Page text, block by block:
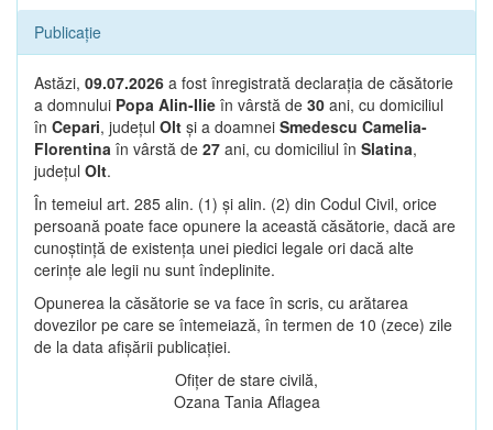
Publicație
Astăzi, 09.07.2026 a fost înregistrată declarația de căsătorie
a domnului Popa Alin-Ilie în vârstă de 30 ani, cu domiciliul
în Cepari, județul Olt și a doamnei Smedescu Camelia-
Florentina în vârstă de 27 ani, cu domiciliul în Slatina,
județul Olt.
În temeiul art. 285 alin. (1) și alin. (2) din Codul Civil, orice
persoană poate face opunere la această căsătorie, dacă are
cunoștință de existența unei piedici legale ori dacă alte
cerințe ale legii nu sunt îndeplinite.
Opunerea la căsătorie se va face în scris, cu arătarea
dovezilor pe care se întemeiază, în termen de 10 (zece) zile
de la data afișării publicației.
Ofițer de stare civilă,
Ozana Tania Aflagea